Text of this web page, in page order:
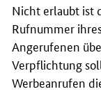
Nicht erlaubt ist
Rufnummer
Angerufenen
Verpflichtung
Werbeanrufen